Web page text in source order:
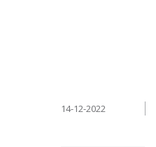
14-12-2022